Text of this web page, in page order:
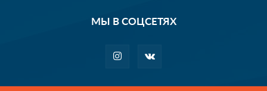
МЫ В СОЦСЕТЯХ